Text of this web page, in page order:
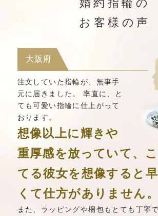
婚約指輪の
お客様の声
大阪府
注文していた指輪が、無事手
元に届きました。 率直に、と
ても可愛い指輪に仕上がって
おります。
想像以上に輝きや
重厚感を放っていて、
てる彼女を想像すると
くて仕方がありません。
また、ラッピングや梱包もとても丁寧